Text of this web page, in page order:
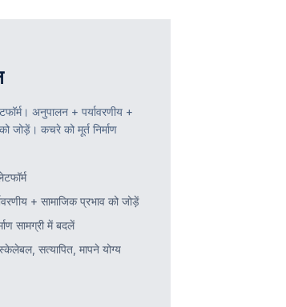
अनुपालन + पर्यावरणीय +
जोड़ें। कचरे को मूर्त निर्माण
+ सामाजिक प्रभाव को जोड़ें
सामग्री में बदलें
स्केलेबल, सत्यापित, मापने योग्य